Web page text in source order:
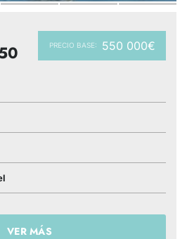
PRECIO BASE: 550 000€
VER MÁS